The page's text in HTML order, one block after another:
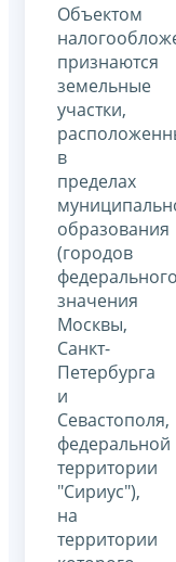
Объектом
признаются
земельные
участки,
в
пределах
образования
(городов
федерального
значения
Москвы,
Санкт-
Петербурга
и
Севастополя,
федеральной
территории
"Сириус"),
на
территории